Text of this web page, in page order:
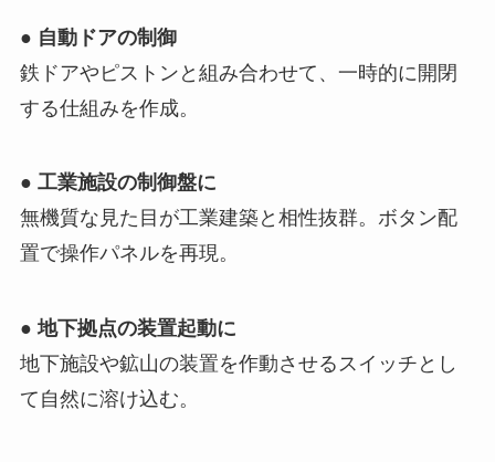
● 自動ドアの制御
鉄ドアやピストンと組み合わせて、一時的に開閉
する仕組みを作成。
● 工業施設の制御盤に
無機質な見た目が工業建築と相性抜群。ボタン配
置で操作パネルを再現。
●地下拠点の装置起動に
地下施設や鉱山の装置を作動させるスイッチとし
て自然に溶け込む。